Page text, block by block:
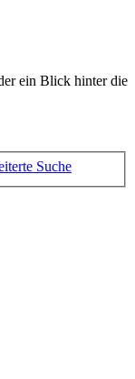
ein Blick hinter die
Suche